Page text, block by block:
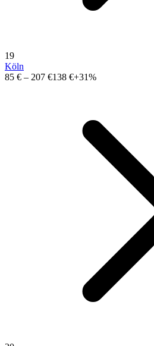
19
Köln
85 € – 207 €138 €+31%